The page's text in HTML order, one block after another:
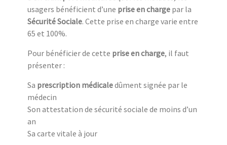
usagers bénéficient d’une prise en charge par la
Sécurité Sociale. Cette prise en charge varie entre
65 et 100%.
Pour bénéficier de cette prise en charge, il faut
présenter :
Sa prescription médicaledûment signée par le
médecin
Son attestation de sécurité sociale de moins d’un
an
Sa carte vitale à jour